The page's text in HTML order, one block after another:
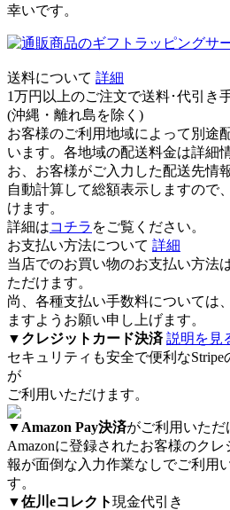
幸いです。
送料について 詳細
1万円以上のご注文で送料･代引き
(沖縄・離れ島を除く)
お客様のご利用地域によって別途
います。各地域の配送料金は詳細
お、お客様がご入力した配送先情
自動計算して総額表示しますので
けます。
詳細はコチラ をご覧ください。
お支払い方法について 詳細
当店でのお買い物のお支払い方法
ただけます。
尚、各種支払い手数料については
ますようお願い申し上げます。
▼ クレジットカード決済 説明を見
セキュリティも安全で便利な
が
ご利用いただけます。
▼ Amazon Pay決済がご利用いただ
Amazonに登録されたお客様のク
報が面倒な入力作業なしでご利用
す。
▼佐川eコレクト現金代引き